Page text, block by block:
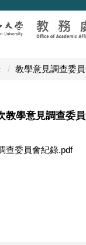
教學意見調查委
教學意見調查委
查委員會紀錄.pdf